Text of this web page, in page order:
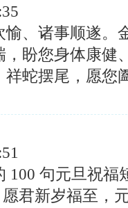
、诸事顺遂。
盼您身体康健
蛇摆尾，愿您
100 句元旦祝
君新岁福至，